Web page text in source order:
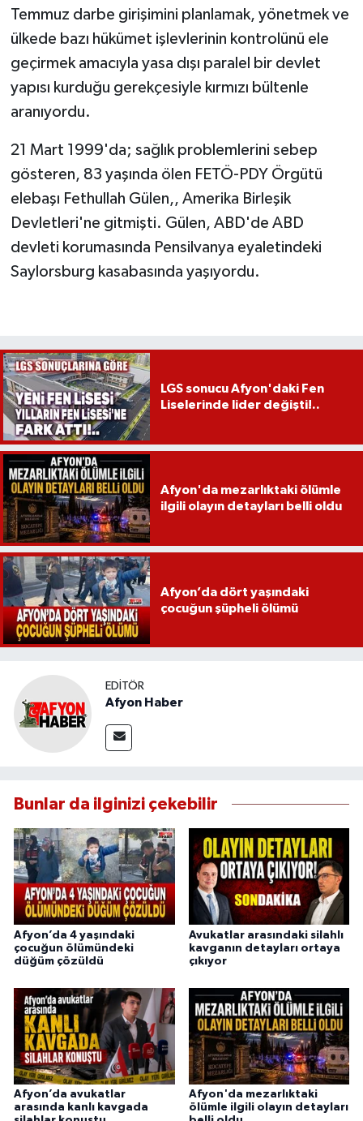
Temmuz darbe girişimini planlamak, yönetmek ve
ülkede bazı hükümet işlevlerinin kontrolünü ele
geçirmek amacıyla yasa dışı paralel bir devlet
yapısı kurduğu gerekçesiyle kırmızı bültenle
aranıyordu.
21 Mart 1999'da; sağlık problemlerini sebep
gösteren, 83 yaşında ölen FETÖ-PDY Örgütü
elebaşı Fethullah Gülen,, Amerika Birleşik
Devletleri'ne gitmişti. Gülen, ABD'de ABD
devleti korumasında Pensilvanya eyaletindeki
Saylorsburg kasabasında yaşıyordu.
LGS sonucu Afyon'daki Fen
Liselerinde lider değişti!..
Afyon'da mezarlıktaki ölümle
ilgili olayın detayları belli oldu
Afyon’da dört yaşındaki
çocuğun şüpheli ölümü
EDITÖR
Afyon Haber
Bunlar da ilginizi çekebilir
Afyon’da 4 yaşındaki
çocuğun ölümündeki
düğüm çözüldü
Avukatlar arasındaki silahlı
kavganın detayları ortaya
çıkıyor
Afyon’da avukatlar
arasında kanlı kavgada
Afyon'da mezarlıktaki
ölümle ilgili olayın detayları